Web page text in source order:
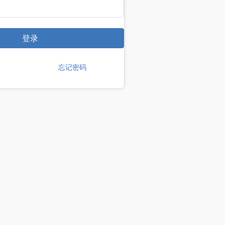
登录
忘记密码